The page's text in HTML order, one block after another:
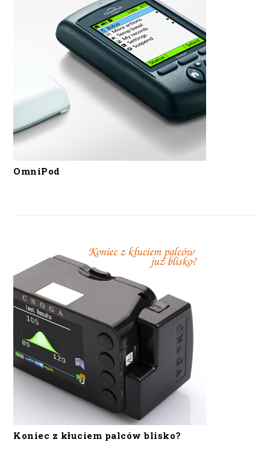
OmniPod
Koniec z kłuciem palców blisko?